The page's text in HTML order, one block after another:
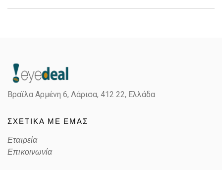
Color
Lens Color POLARIZED GRAY
Color code
Βραϊλα Αρμένη 6, Λάρισα, 412 22, Ελλάδα
ΣΧΕΤΙΚΑ ΜΕ ΕΜΑΣ
Εταιρεία
Επικοινωνία